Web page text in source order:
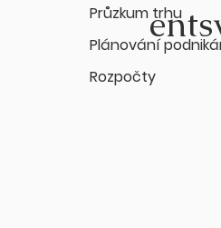
Průzkum trhu
Plánování
Rozpočty